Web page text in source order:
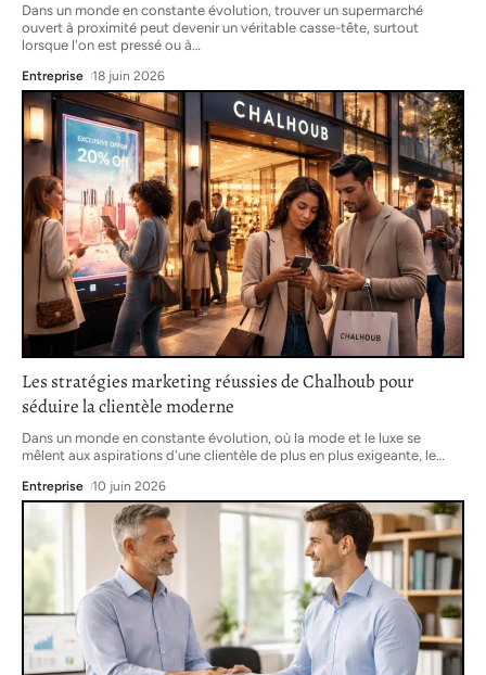
Dans un monde en constante évolution, trouver un supermarché
ouvert à proximité peut devenir un véritable casse-tête, surtout
lorsque l'on est pressé ou à
Entreprise 18 juin 2026
Les stratégies marketing réussies de Chalhoub pour
séduire la clientèle moderne
Dans un monde en constante évolution, où la mode et le luxe se
mêlent aux aspirations d'une clientèle de plus en plus exigeante, le
Entreprise 10 juin 2026